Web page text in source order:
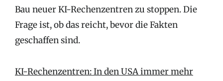
Bau neuer KI-Rechenzentren zu stoppen. Die
Frage ist, ob das reicht, bevor die Fakten
geschaffen sind.
KI-Rechenzentren: In den USA immer mehr